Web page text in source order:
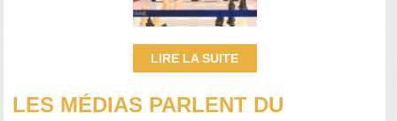
LIRE LA SUITE
LES MÉDIAS PARLENT DU